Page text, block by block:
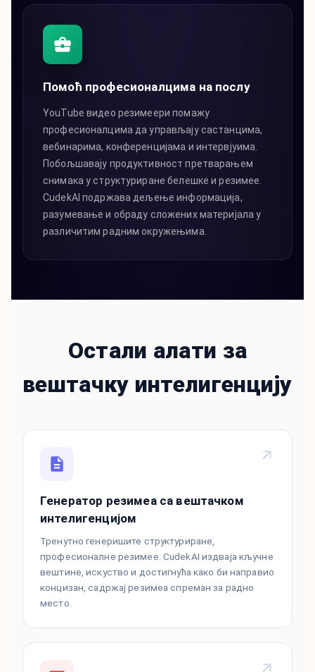
Помоћ професионалцима на послу
YouTube видео резимеери помажу
професионалцима да управљају састанцима,
вебинарима, конференцијама и интервјуима.
Побољшавају продуктивност претварањем
снимака у структуриране белешке и резимее.
CudekAI подржава дељење информација,
разумевање и обраду сложених материјала у
различитим радним окружењима.
Остали алати за
вештачку интелигенцију
Генератор резимеа са вештачком
интелигенцијом
Тренутно генеришите структуриране,
професионалне резимее. CudekAI издваја кључне
вештине, искуство и достигнућа како би направио
концизан, садржај резимеа спреман за радно
место.